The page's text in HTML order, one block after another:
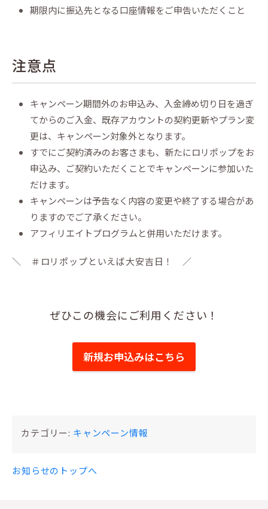
期限内に振込先となる口座情報をご申告いただくこと
注意点
キャンペーン期間外のお申込み、入金締め切り日を過ぎ
てからのご入金、既存アカウントの契約更新やプラン変
更は、キャンペーン対象外となります。
すでにご契約済みのお客さまも、新たにロリポップをお
申込み、ご契約いただくことでキャンペーンに参加いた
だけます。
キャンペーンは予告なく内容の変更や終了する場合があ
りますのでご了承ください。
アフィリエイトプログラムと併用いただけます。
＼ ＃ロリポップといえば大安吉日！ ／
ぜひこの機会にご利用ください！
新規お申込みはこちら
カテゴリー: キャンペーン情報
お知らせのトップへ